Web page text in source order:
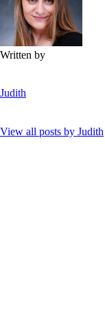
Written by
Judith
View all posts by Judith